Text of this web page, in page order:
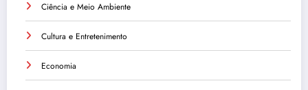
Ciência e Meio Ambiente
Cultura e Entretenimento
Economia